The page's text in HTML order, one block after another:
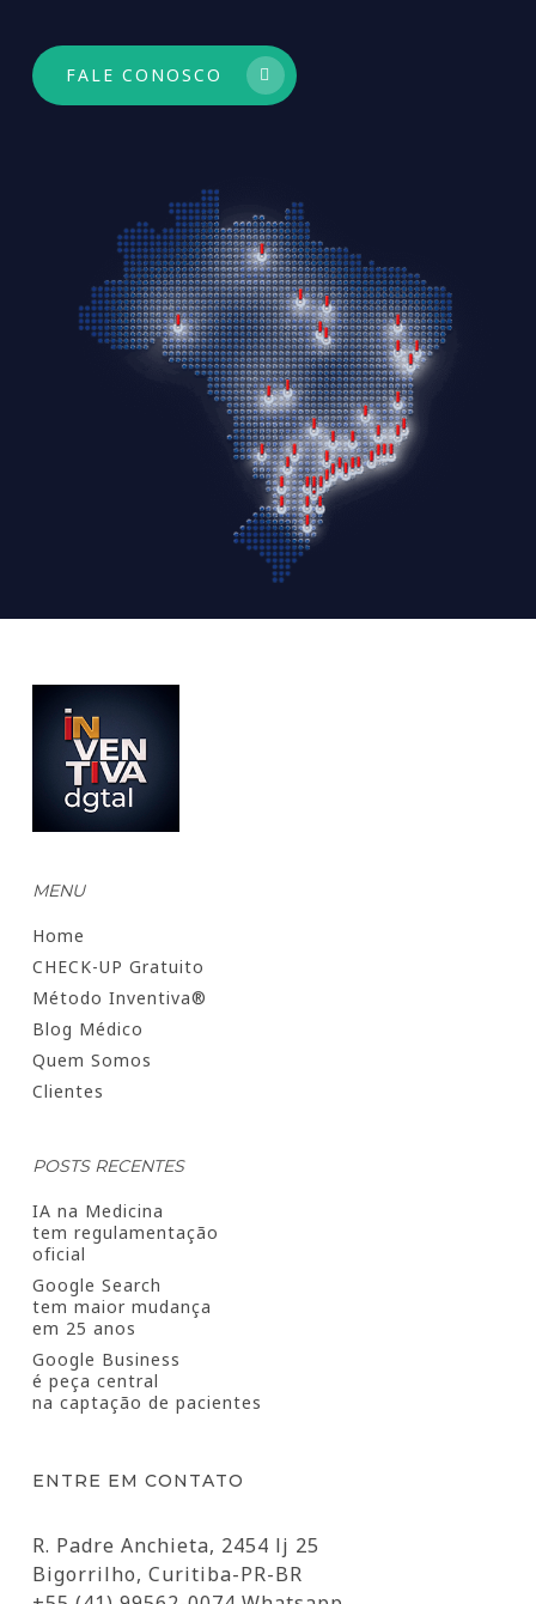
FALE CONOSCO
MENU
Home
CHECK-UP Gratuito
Método Inventiva®
Blog Médico
Quem Somos
Clientes
POSTS RECENTES
IA na Medicina
tem regulamentação
oficial
Google Search
tem maior mudança
em 25 anos
Google Business
é peça central
na captação de pacientes
ENTRE EM CONTATO
R. Padre Anchieta, 2454 lj 25
Bigorrilho, Curitiba-PR-BR